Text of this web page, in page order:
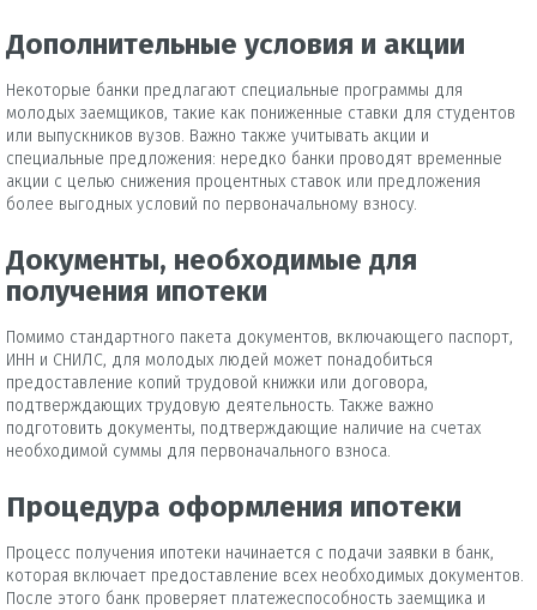
Дополнительные условия и акции
Некоторые банки предлагают специальные программы для
молодых заемщиков, такие как пониженные ставки для студентов
или выпускников вузов. Важно также учитывать акции и
специальные предложения: нередко банки проводят временные
акции с целью снижения процентных ставок или предложения
более выгодных условий по первоначальному взносу.
Документы, необходимые для
получения ипотеки
Помимо стандартного пакета документов, включающего паспорт,
ИНН и СНИЛС, для молодых людей может понадобиться
предоставление копий трудовой книжки или договора,
подтверждающих трудовую деятельность. Также важно
подготовить документы, подтверждающие наличие на счетах
необходимой суммы для первоначального взноса.
Процедура оформления ипотеки
Процесс получения ипотеки начинается с подачи заявки в банк,
которая включает предоставление всех необходимых документов.
После этого банк проверяет платежеспособность заемщика и